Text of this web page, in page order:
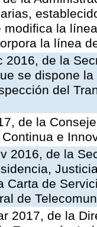
modifica la
la línea
2016, de la
se dispone
del
de la
e
2016, de la
Carta de
de
2017, de la